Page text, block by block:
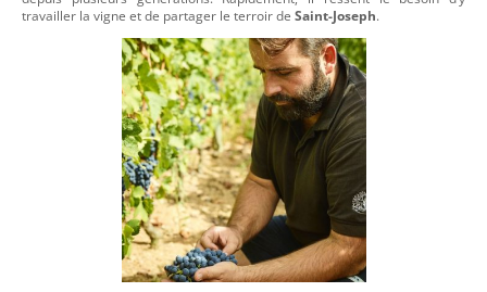
travailler la vigne et de partager le terroir de Saint-Joseph.